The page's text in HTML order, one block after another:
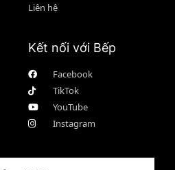
Liên hệ
Kết nối với Bếp
Facebook
TikTok
YouTube
Instagram